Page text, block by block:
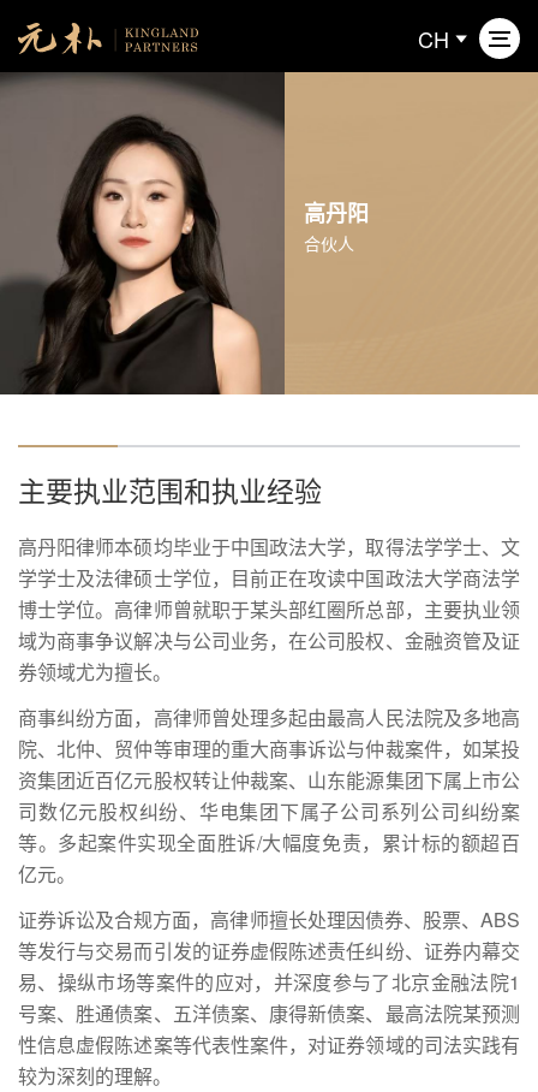
CH
关于元朴
业务领域
专业人员
新闻动态
联系我们
高丹阳
合伙人
主要执业范围和执业经验
高丹阳律师本硕均毕业于中国政法大学，取得法学学士、文
学学士及法律硕士学位，目前正在攻读中国政法大学商法学
博士学位。高律师曾就职于某头部红圈所总部，主要执业领
域为商事争议解决与公司业务，在公司股权、金融资管及证
券领域尤为擅长。
商事纠纷方面，高律师曾处理多起由最高人民法院及多地高
院、北仲、贸仲等审理的重大商事诉讼与仲裁案件，如某投
资集团近百亿元股权转让仲裁案、山东能源集团下属上市公
司数亿元股权纠纷、华电集团下属子公司系列公司纠纷案
等。多起案件实现全面胜诉/大幅度免责，累计标的额超百
亿元。
证券诉讼及合规方面，高律师擅长处理因债券、股票、ABS
等发行与交易而引发的证券虚假陈述责任纠纷、证券内幕交
易、操纵市场等案件的应对，并深度参与了北京金融法院1
号案、胜通债案、五洋债案、康得新债案、最高法院某预测
性信息虚假陈述案等代表性案件，对证券领域的司法实践有
较为深刻的理解。